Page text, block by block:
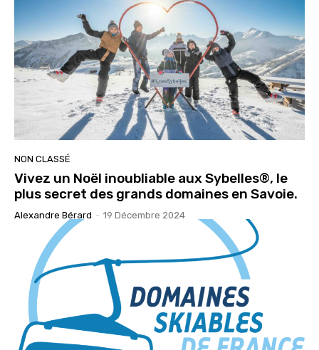
NON CLASSÉ
Vivez un Noël inoubliable aux Sybelles®, le
plus secret des grands domaines en Savoie.
Alexandre Bérard - 19 Décembre 2024